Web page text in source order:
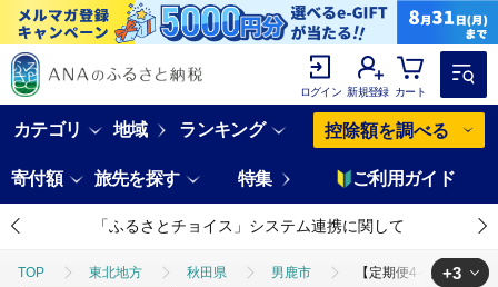
ログイン 新規登録 カート
カテゴリ 地域 ランキング 控除額を調べる
寄付額 旅先を探す 特集 ご利用ガイド
「ふるさとチョイス」システム連携に関して
TOP 東北地方 秋田県 男鹿市 【定期便4ヶ月】 あ
+3